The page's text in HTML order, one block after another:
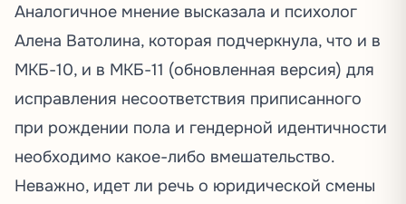
Аналогичное мнение высказала и психолог
Алена Ватолина, которая подчеркнула, что и в
МКБ-10, и в МКБ-11 (обновленная версия) для
исправления несоответствия приписанного
при рождении пола и гендерной идентичности
необходимо какое-либо вмешательство.
Неважно, идет ли речь о юридической смены